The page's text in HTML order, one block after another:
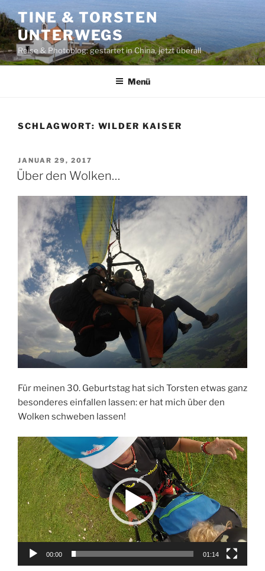
Inhalt
springen
TINE & TORSTEN
UNTERWEGS
Reise & Photoblog: gestartet in China, jetzt überall
Menü
SCHLAGWORT: WILDER KAISER
VERÖFFENTLICHT
AM
JANUAR 29, 2017
Über den Wolken…
Für meinen 30. Geburtstag hat sich Torsten etwas ganz
besonderes einfallen lassen: er hat mich über den
Wolken schweben lassen!
Video-
Player
00:00 01:14